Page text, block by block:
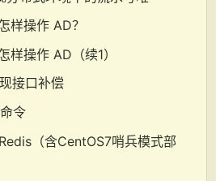
样操作 AD？
操作 AD（续1）
接口补偿
令
（含CentOS7哨兵模式部